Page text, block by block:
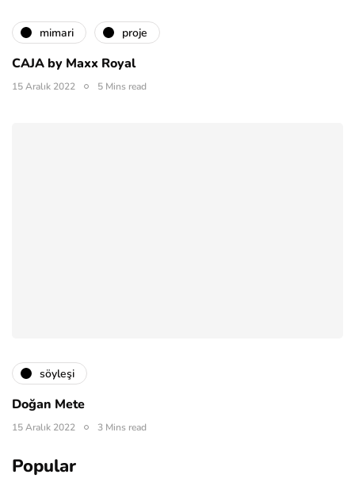
mimari proje
CAJA by Maxx Royal
15 Aralık 2022 5 Mins read
söyleşi
Doğan Mete
15 Aralık 2022 3 Mins read
Popular